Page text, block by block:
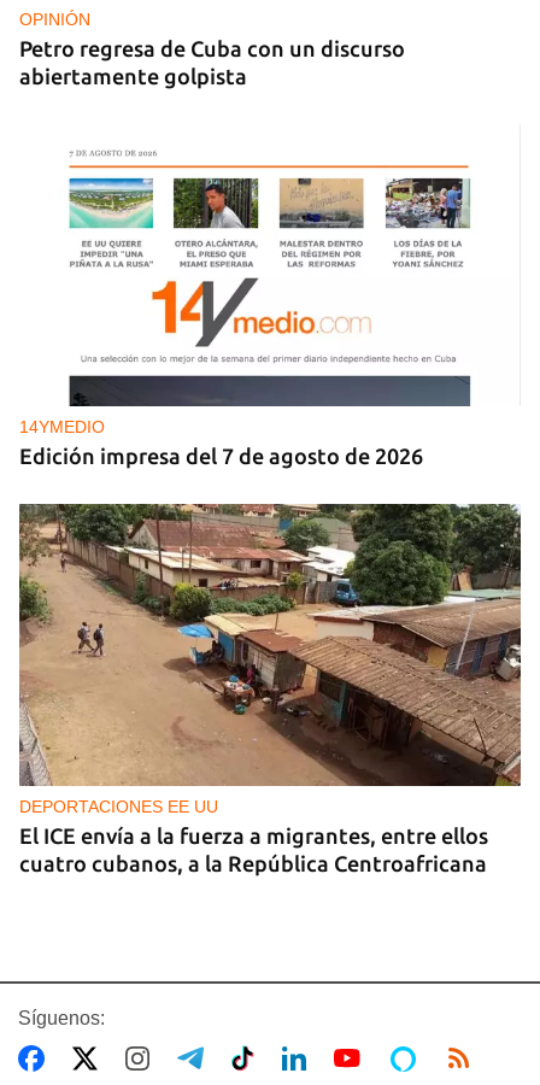
OPINIÓN
Petro regresa de Cuba con un discurso
abiertamente golpista
14YMEDIO
Edición impresa del 7 de agosto de 2026
DEPORTACIONES EE UU
El ICE envía a la fuerza a migrantes, entre ellos
cuatro cubanos, a la República Centroafricana
Síguenos: